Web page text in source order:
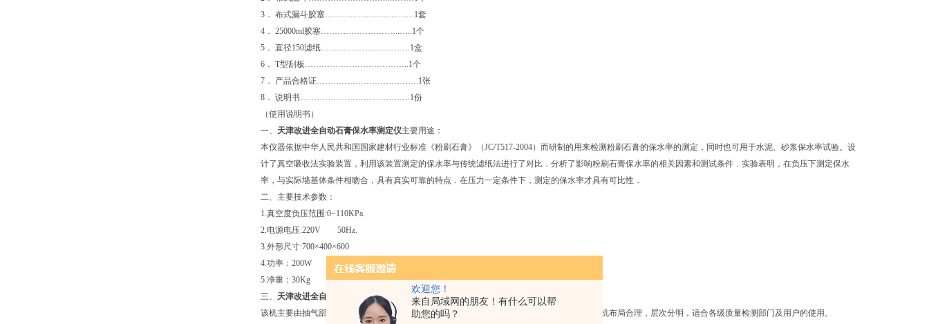
欢迎您！
来自局域网的朋友！有什么可以帮
助您的吗？
3． 布式漏斗胶塞……………………..…….1套
4． 25000ml胶塞………………………..…..1个
5． 直径150滤纸……………………..…….1盒
6． T型刮板………………………………..1个
7． 产品合格证……………………………….1张
8． 说明书………………………………….1份
（使用说明书）
一、 天津改进全自动石膏保水率测定仪主要用途：
本仪器依据中华人民共和国国家建材行业标准《粉刷石膏》（JC/T517-2004）而研制的用来检测粉刷石膏的保水率的测定，同时也可用于水泥、砂浆保水率试验。设
计了真空吸收法实验装置，利用该装置测定的保水率与传统滤纸法进行了对比．分析了影响粉刷石膏保水率的相关因素和测试条件．实验表明，在负压下测定保水
率，与实际墙基体条件相吻合，具有真实可靠的特点．在压力一定条件下，测定的保水率才具有可比性．
二、主要技术参数：
1.真空度负压范围:0~110KPa.
2.电源电压:220V 50Hz.
3.外形尺寸:700×400×600
4.功率：200W
5.净重：30Kg
三、 天津改进全自动石膏保水率测定仪
结构特点：
该机主要由抽气部分，实验控制部分及试样容器部分组织，控制系统方便灵活，易于操作，整机布局合理，层次分明，适合各级质量检测部门及用户的使用。